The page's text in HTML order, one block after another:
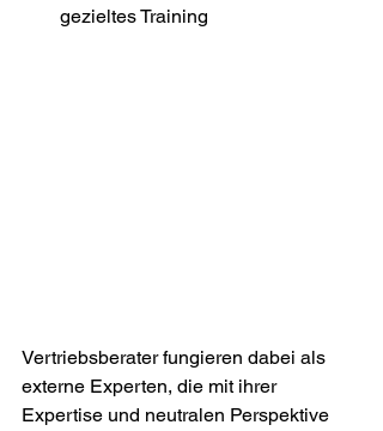
gezieltes Training
Vertriebsberater fungieren dabei als
externe Experten, die mit ihrer
Expertise und neutralen Perspektive